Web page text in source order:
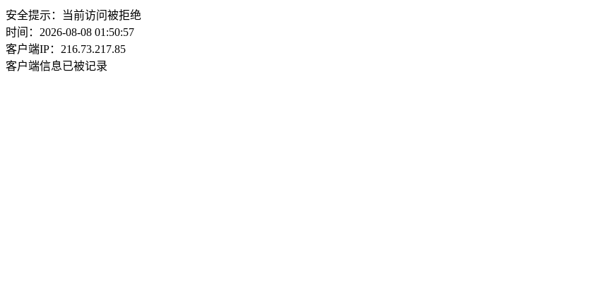
安全提示：当前访问被拒绝
时间：2026-08-08 01:50:57
客户端IP：216.73.217.85
客户端信息已被记录